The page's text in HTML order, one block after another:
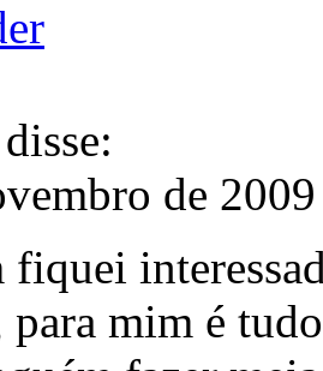
disse:
de
fiquei
para mim é